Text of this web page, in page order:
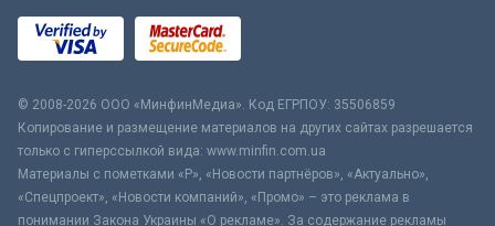
© 2008-2026 ООО «МинфинМедиа». Код ЕГРПОУ: 35506859
Копирование и размещение материалов на других сайтах разрешается
только с гиперссылкой вида: www.minfin.com.ua
Материалы с пометками «Р», «Новости партнёров», «Актуально»,
«Спецпроект», «Новости компаний», «Промо» – это реклама в
понимании Закона Украины «О рекламе». За содержание рекламы